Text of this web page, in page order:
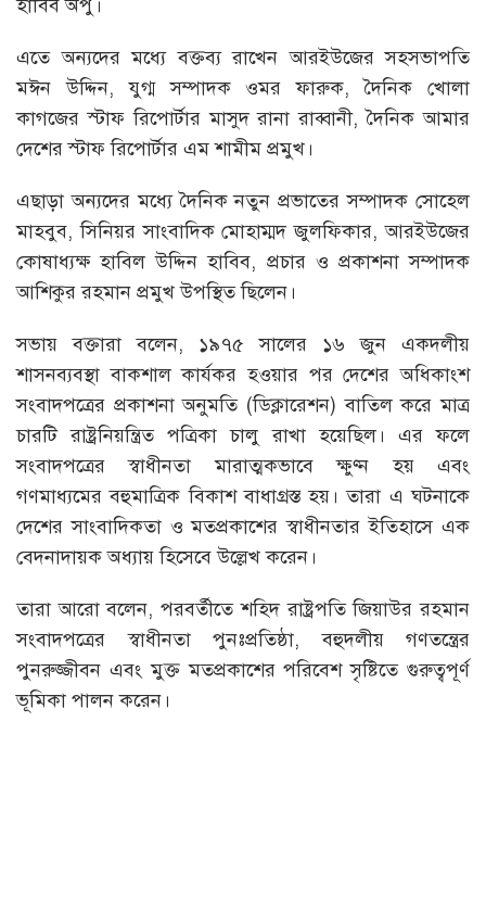
হাবিব অপু।
এতে অন্যদের মধ্যে বক্তব্য রাখেন আরইউজের সহসভাপতি
মঈন উদ্দিন, যুগ্ম সম্পাদক ওমর ফারুক, দৈনিক খোলা
কাগজের স্টাফ রিপোর্টার মাসুদ রানা রাব্বানী, দৈনিক আমার
দেশের স্টাফ রিপোর্টার এম শামীম প্রমুখ।
এছাড়া অন্যদের মধ্যে দৈনিক নতুন প্রভাতের সম্পাদক সোহেল
মাহবুব, সিনিয়র সাংবাদিক মোহাম্মদ জুলফিকার, আরইউজের
কোষাধ্যক্ষ হাবিল উদ্দিন হাবিব, প্রচার ও প্রকাশনা সম্পাদক
আশিকুর রহমান প্রমুখ উপস্থিত ছিলেন।
সভায় বক্তারা বলেন, ১৯৭৫ সালের ১৬ জুন একদলীয়
শাসনব্যবস্থা বাকশাল কার্যকর হওয়ার পর দেশের অধিকাংশ
সংবাদপত্রের প্রকাশনা অনুমতি (ডিক্লারেশন) বাতিল করে মাত্র
চারটি রাষ্ট্রনিয়ন্ত্রিত পত্রিকা চালু রাখা হয়েছিল। এর ফলে
সংবাদপত্রের স্বাধীনতা মারাত্মকভাবে ক্ষুণ্ন হয় এবং
গণমাধ্যমের বহুমাত্রিক বিকাশ বাধাগ্রস্ত হয়। তারা এ ঘটনাকে
দেশের সাংবাদিকতা ও মতপ্রকাশের স্বাধীনতার ইতিহাসে এক
বেদনাদায়ক অধ্যায় হিসেবে উল্লেখ করেন।
তারা আরো বলেন, পরবর্তীতে শহিদ রাষ্ট্রপতি জিয়াউর রহমান
সংবাদপত্রের স্বাধীনতা পুনঃপ্রতিষ্ঠা, বহুদলীয় গণতন্ত্রের
পুনরুজ্জীবন এবং মুক্ত মতপ্রকাশের পরিবেশ সৃষ্টিতে গুরুত্বপূর্ণ
ভূমিকা পালন করেন।